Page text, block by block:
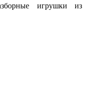
игрушки из